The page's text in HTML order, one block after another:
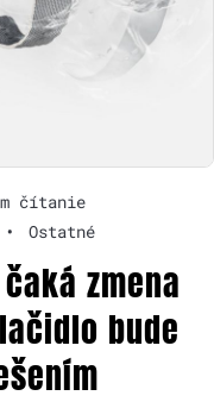
čítanie
• Ostatné
zmena
bude